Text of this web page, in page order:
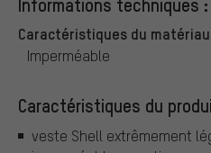
Caractéristiques du
Imperméable
Caractéristiques du
veste Shell extrêmement